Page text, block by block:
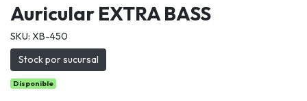
Auricular EXTRA BASS
SKU: XB-450
Stock por sucursal
Disponible